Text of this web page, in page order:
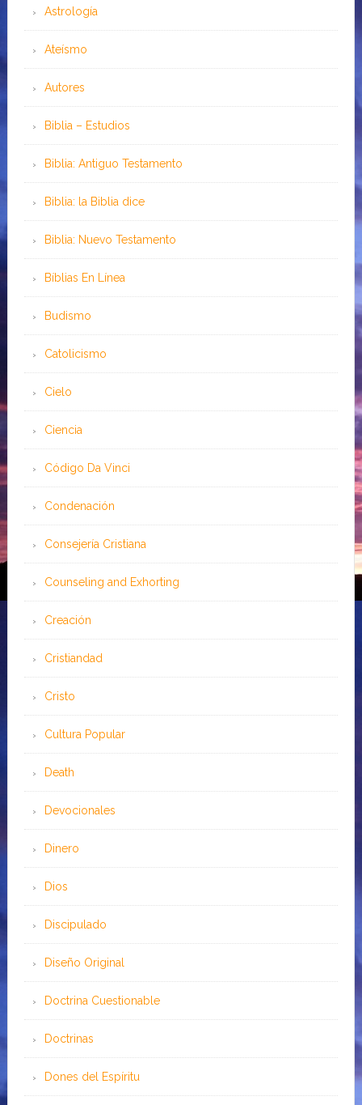
Astrología
Ateísmo
Autores
Biblia – Estudios
Biblia: Antiguo Testamento
Biblia: la Biblia dice
Biblia: Nuevo Testamento
Bíblias En Línea
Budismo
Catolicismo
Cielo
Ciencia
Código Da Vinci
Condenación
Consejería Cristiana
Counseling and Exhorting
Creación
Cristiandad
Cristo
Cultura Popular
Death
Devocionales
Dinero
Dios
Discipulado
Diseño Original
Doctrina Cuestionable
Doctrinas
Dones del Espíritu